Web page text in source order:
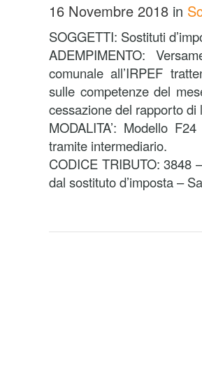
16 Novembre 2018 in
SOGGETTI: Sostituti
ADEMPIMENTO:
comunale all’IRPEF
sulle competenze del
cessazione del rapporto di
MODALITA’: Modello
tramite intermediario.
CODICE TRIBUTO: 3848
dal sostituto d’imposta –